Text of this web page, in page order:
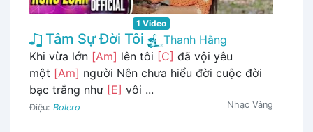
1 Video
Tâm Sự Đời Tôi
Thanh Hằng
Khi vừa lớn [Am] lên tôi [C] đã vội yêu
một [Am] người Nên chưa hiểu đời cuộc đời
bạc trắng như [E] vôi ...
Điệu: Bolero Nhạc Vàng